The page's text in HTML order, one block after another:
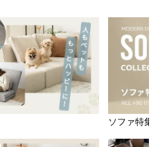
ソファ特集